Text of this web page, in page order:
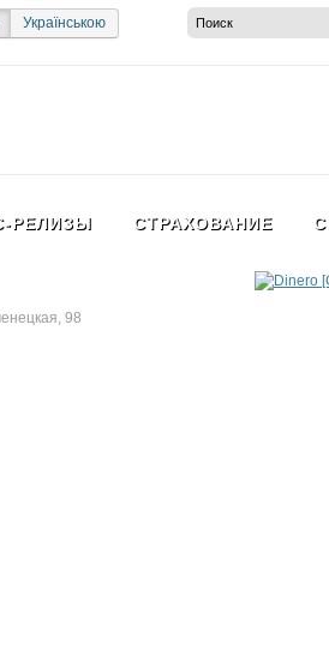
Українською
РЕЛИЗЫ СТРАХОВАНИЕ
98